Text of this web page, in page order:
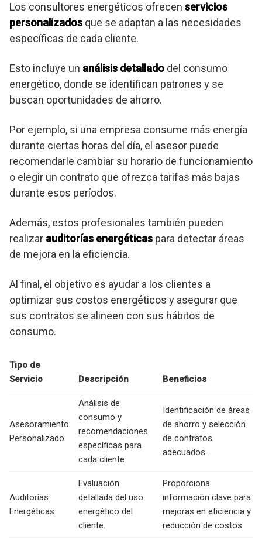
Los consultores energéticos ofrecen servicios
personalizados que se adaptan a las necesidades
específicas de cada cliente.
Esto incluye un análisis detallado del consumo
energético, donde se identifican patrones y se
buscan oportunidades de ahorro.
Por ejemplo, si una empresa consume más energía
durante ciertas horas del día, el asesor puede
recomendarle cambiar su horario de funcionamiento
o elegir un contrato que ofrezca tarifas más bajas
durante esos períodos.
Además, estos profesionales también pueden
realizar auditorías energéticas para detectar áreas
de mejora en la eficiencia.
Al final, el objetivo es ayudar a los clientes a
optimizar sus costos energéticos y asegurar que
sus contratos se alineen con sus hábitos de
consumo.
Tipo de
Servicio
Descripción Beneficios
Asesoramiento
Personalizado
Análisis de
consumo y
recomendaciones
específicas para
cada cliente.
Identificación de áreas
de ahorro y selección
de contratos
adecuados.
Auditorías
Energéticas
Evaluación
detallada del uso
energético del
cliente.
Proporciona
información clave para
mejoras en eficiencia y
reducción de costos.